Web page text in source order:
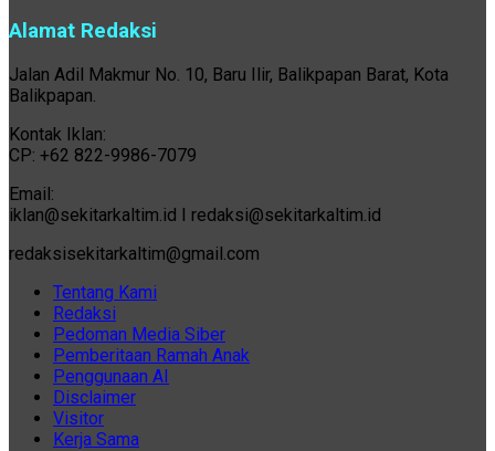
Alamat Redaksi
Jalan Adil Makmur No. 10, Baru Ilir, Balikpapan Barat, Kota
Balikpapan.
Kontak Iklan:
CP: +62 822-9986-7079
Email:
iklan@sekitarkaltim.id I redaksi@sekitarkaltim.id
redaksisekitarkaltim@gmail.com
Tentang Kami
Redaksi
Pedoman Media Siber
Pemberitaan Ramah Anak
Penggunaan AI
Disclaimer
Visitor
Kerja Sama